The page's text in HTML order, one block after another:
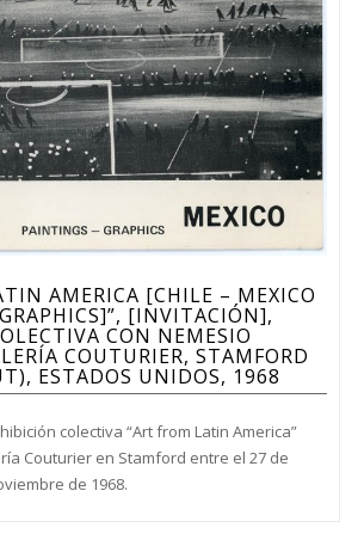
AMERICA [CHILE – MEXICO
[INVITACIÓN],
CON NEMESIO
COUTURIER, STAMFORD
ESTADOS UNIDOS, 1968
colectiva “Art from Latin America”
Couturier en Stamford entre el 27 de
de 1968.